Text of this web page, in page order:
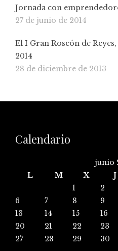
Jornada con
27 de junio de 2014
El I Gran Roscón de
2014
28 de diciembre de 2013
Calendario
junio
L
M X J
1
2
6
7 8 9
13
14 15 16
20
21 22 23
27
28 29 30